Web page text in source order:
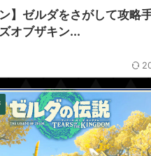
ン】ゼルダをさがして攻略
オブザキン...